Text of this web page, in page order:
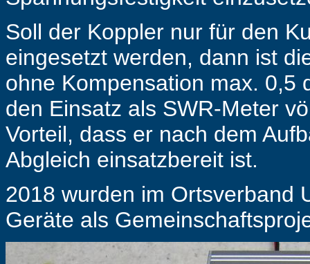
Soll der Koppler nur für den
eingesetzt werden, dann ist
ohne Kompensation max. 0,5
den Einsatz als SWR-Meter
Vorteil, dass er nach dem
Abgleich einsatzbereit ist.
2018 wurden im Ortsverband
Geräte als